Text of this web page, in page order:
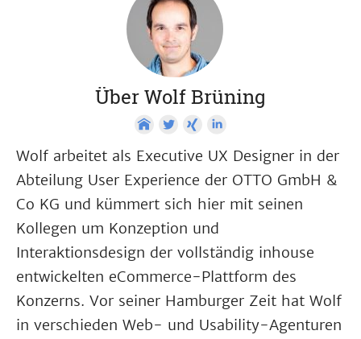
Über Wolf Brüning
Wolf arbeitet als Executive UX Designer in der
Abteilung User Experience der OTTO GmbH &
Co KG und kümmert sich hier mit seinen
Kollegen um Konzeption und
Interaktionsdesign der vollständig inhouse
entwickelten eCommerce-Plattform des
Konzerns. Vor seiner Hamburger Zeit hat Wolf
in verschieden Web- und Usability-Agenturen